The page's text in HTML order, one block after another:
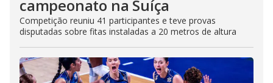
campeonato na Suíça
Competição reuniu 41 participantes e teve provas
disputadas sobre fitas instaladas a 20 metros de altura